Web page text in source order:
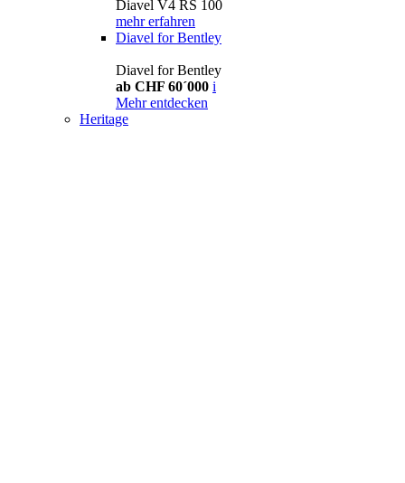
Diavel V4 RS 100
mehr erfahren
Diavel for Bentley
Diavel for Bentley
ab CHF 60´000 i
Mehr entdecken
Heritage